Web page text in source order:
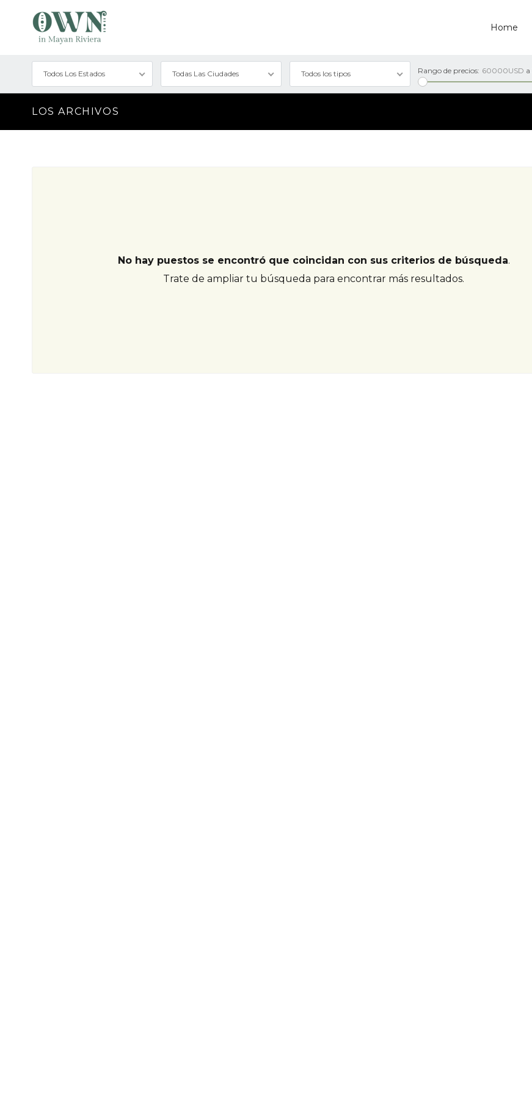
Home
Todos Los Estados Todas Las Ciudades Todos los tipos Rango de precios: 60000USD a
LOS ARCHIVOS
No hay puestos se encontró que coincidan con sus criterios de búsqueda.
Trate de ampliar tu búsqueda para encontrar más resultados.